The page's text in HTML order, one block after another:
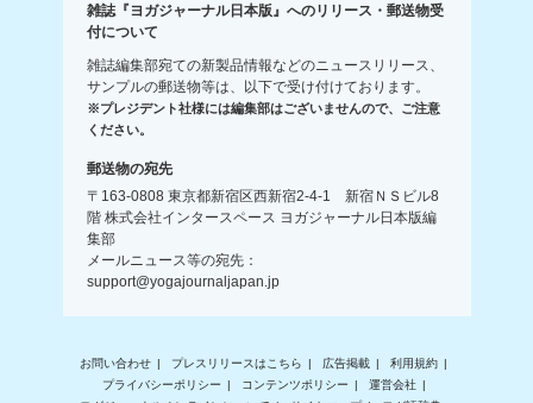
雑誌『ヨガジャーナル日本版』へのリリース・郵送物受
付について
雑誌編集部宛ての新製品情報などのニュースリリース、
サンプルの郵送物等は、以下で受け付けております。
※プレジデント社様には編集部はございませんので、ご注意
ください。
郵送物の宛先
〒163-0808 東京都新宿区西新宿2-4-1 新宿ＮＳビル8
階 株式会社インタースペース ヨガジャーナル日本版編
集部
メールニュース等の宛先：
support@yogajournaljapan.jp
お問い合わせ プレスリリースはこちら 広告掲載
利用規約
プライバシーポリシー
コンテンツポリシー
運営会社